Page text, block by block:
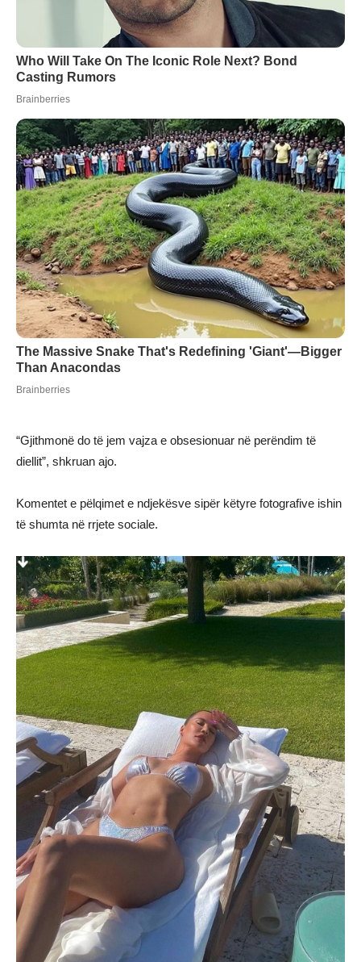
“Gjithmonë do të jem vajza e obsesionuar në perëndim të
diellit”, shkruan ajo.
Komentet e pëlqimet e ndjekësve sipër këtyre fotografive ishin
të shumta në rrjete sociale.